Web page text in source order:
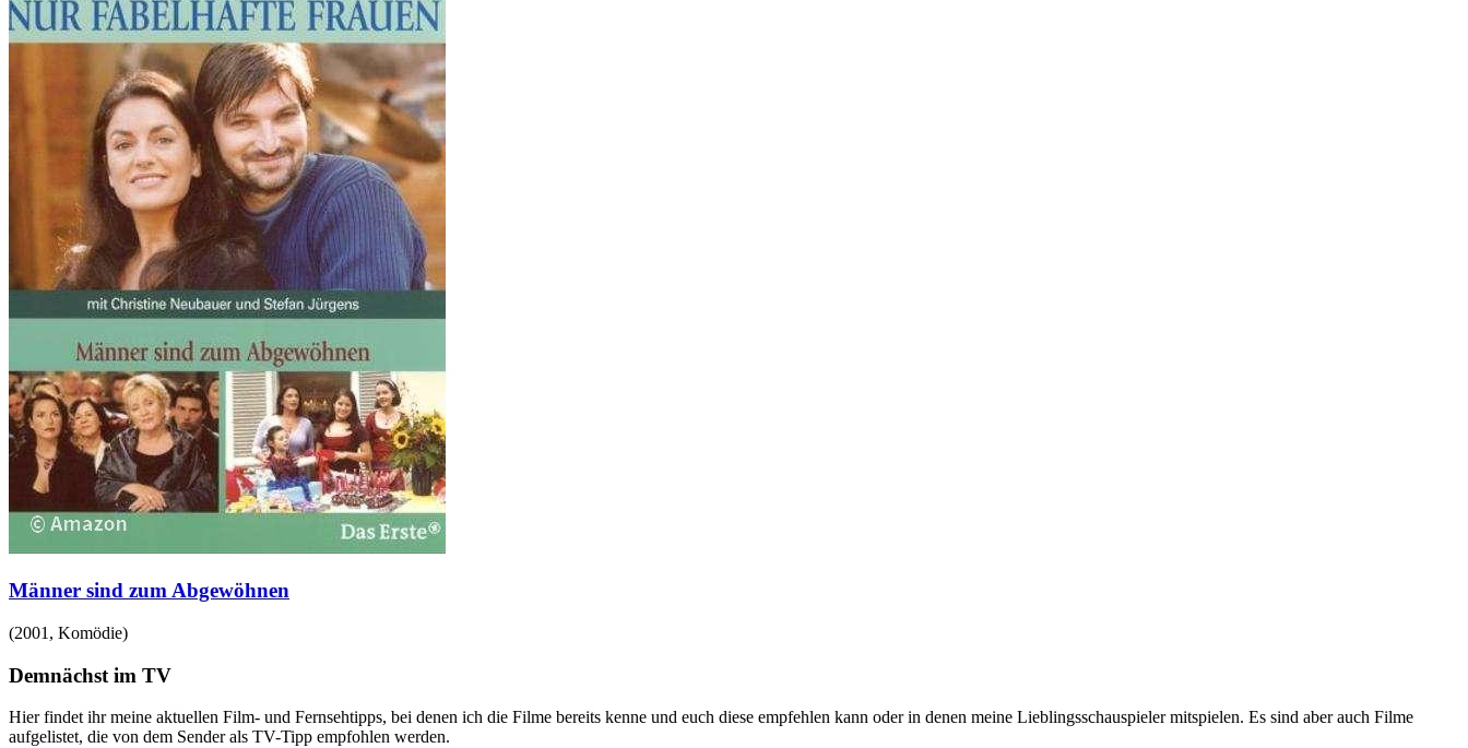
Männer sind zum Abgewöhnen
(2001 , Komödie)
Demnächst im TV
Hier findet ihr meine aktuellen Film- und Fernsehtipps, bei denen ich die Filme bereits kenne und euch diese empfehlen kann oder in denen meine Lieblingsschauspieler mitspielen. Es sind aber auch Filme
aufgelistet, die von dem Sender als TV-Tipp empfohlen werden.